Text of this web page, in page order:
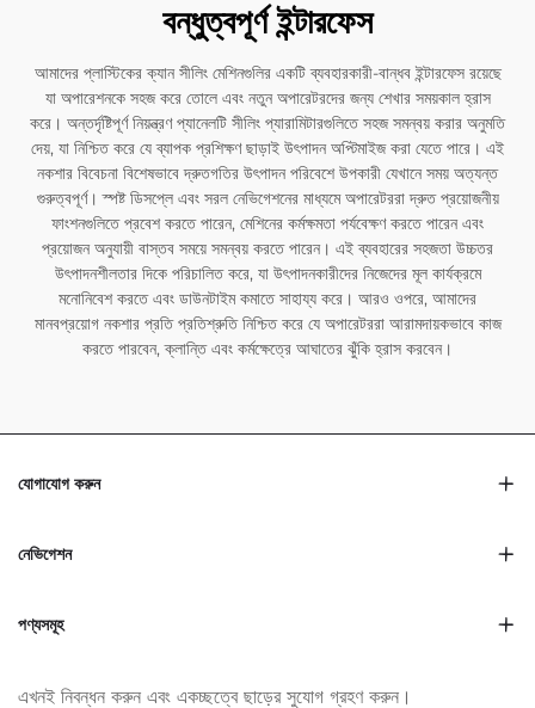
বন্ধুত্বপূর্ণ ইন্টারফেস
আমাদের প্লাস্টিকের ক্যান সীলিং মেশিনগুলির একটি ব্যবহারকারী-বান্ধব ইন্টারফেস রয়েছে
যা অপারেশনকে সহজ করে তোলে এবং নতুন অপারেটরদের জন্য শেখার সময়কাল হ্রাস
করে। অন্তর্দৃষ্টিপূর্ণ নিয়ন্ত্রণ প্যানেলটি সীলিং প্যারামিটারগুলিতে সহজ সমন্বয় করার অনুমতি
দেয়, যা নিশ্চিত করে যে ব্যাপক প্রশিক্ষণ ছাড়াই উৎপাদন অপ্টিমাইজ করা যেতে পারে। এই
নকশার বিবেচনা বিশেষভাবে দ্রুতগতির উৎপাদন পরিবেশে উপকারী যেখানে সময় অত্যন্ত
গুরুত্বপূর্ণ। স্পষ্ট ডিসপ্লে এবং সরল নেভিগেশনের মাধ্যমে অপারেটররা দ্রুত প্রয়োজনীয়
ফাংশনগুলিতে প্রবেশ করতে পারেন, মেশিনের কর্মক্ষমতা পর্যবেক্ষণ করতে পারেন এবং
প্রয়োজন অনুযায়ী বাস্তব সময়ে সমন্বয় করতে পারেন। এই ব্যবহারের সহজতা উচ্চতর
উৎপাদনশীলতার দিকে পরিচালিত করে, যা উৎপাদনকারীদের নিজেদের মূল কার্যক্রমে
মনোনিবেশ করতে এবং ডাউনটাইম কমাতে সাহায্য করে। আরও ওপরে, আমাদের
মানবপ্রয়োগ নকশার প্রতি প্রতিশ্রুতি নিশ্চিত করে যে অপারেটররা আরামদায়কভাবে কাজ
করতে পারবেন, ক্লান্তি এবং কর্মক্ষেত্রে আঘাতের ঝুঁকি হ্রাস করবেন।
যোগাযোগ করুন
নেভিগেশন
পণ্যসমূহ
এখনই নিবন্ধন করুন এবং একচ্ছত্বে ছাড়ের সুযোগ গ্রহণ করুন।